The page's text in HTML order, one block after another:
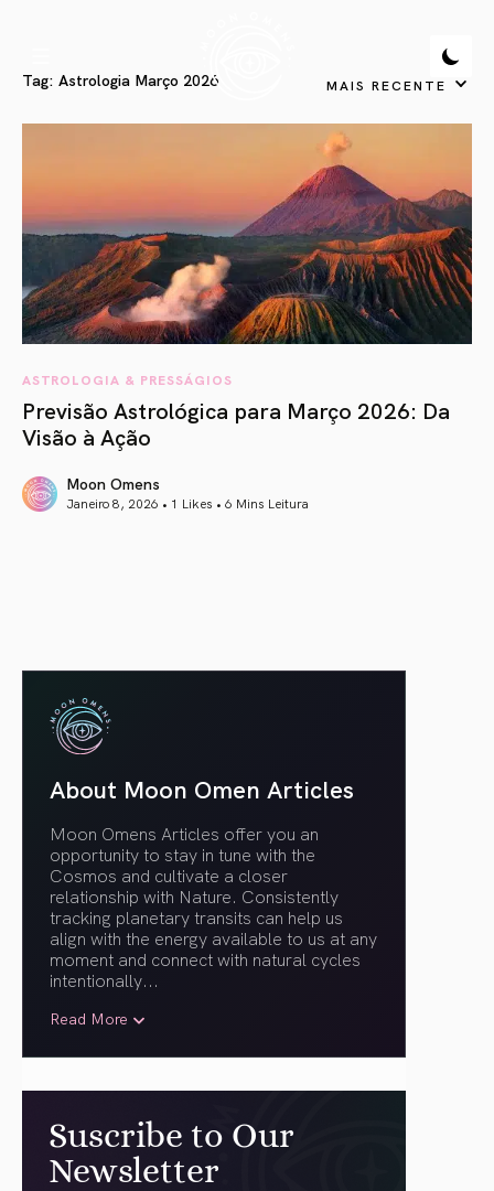
Tag: Astrologia Março 2026 MAIS RECENTE
ASTROLOGIA & PRESSÁGIOS
Previsão Astrológica para Março 2026: Da
Visão à Ação
Moon Omens
Janeiro 8, 2026 • 1 Likes • 6 Mins Leitura
About Moon Omen Articles
Moon Omens Articles offer you an
opportunity to stay in tune with the
Cosmos and cultivate a closer
relationship with Nature. Consistently
tracking planetary transits can help us
align with the energy available to us at any
moment and connect with natural cycles
intentionally...
Read More
Suscribe to Our
Newsletter